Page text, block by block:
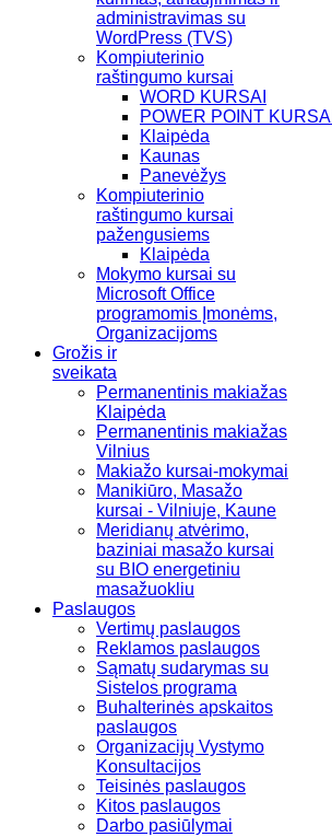
administravimas su
WordPress (TVS)
Kompiuterinio
raštingumo kursai
WORD KURSAI
POWER POINT KURSAI
Klaipėda
Kaunas
Panevėžys
Kompiuterinio
raštingumo kursai
pažengusiems
Klaipėda
Mokymo kursai su
Microsoft Office
programomis Įmonėms,
Organizacijoms
Grožis ir
sveikata
Permanentinis makiažas
Klaipėda
Permanentinis makiažas
Vilnius
Makiažo kursai-mokymai
Manikiūro, Masažo
kursai - Vilniuje, Kaune
Meridianų atvėrimo,
baziniai masažo kursai
su BIO energetiniu
masažuokliu
Paslaugos
Vertimų paslaugos
Reklamos paslaugos
Sąmatų sudarymas su
Sistelos programa
Buhalterinės apskaitos
paslaugos
Organizacijų Vystymo
Konsultacijos
Teisinės paslaugos
Kitos paslaugos
Darbo pasiūlymai